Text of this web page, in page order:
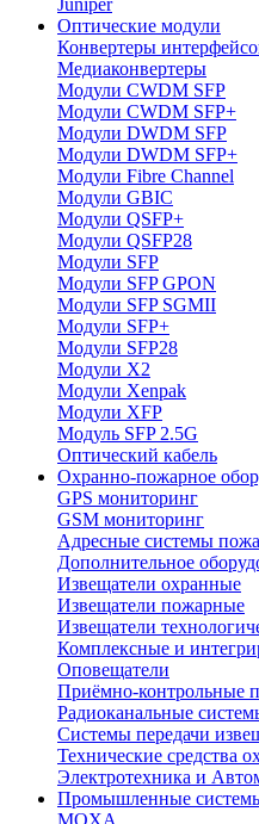
Juniper
Оптические модули
Конвертеры
Медиаконвертеры
Модули CWDM SFP
Модули CWDM SFP+
Модули DWDM SFP
Модули DWDM SFP+
Модули Fibre Channel
Модули GBIC
Модули QSFP+
Модули QSFP28
Модули SFP
Модули SFP GPON
Модули SFP SGMII
Модули SFP+
Модули SFP28
Модули X2
Модули Xenpak
Модули XFP
Модуль SFP 2.5G
Оптический кабель
Охранно-пожарное
GPS мониторинг
GSM мониторинг
Адресные системы
Дополнительное
Извещатели охранные
Извещатели пожарные
Извещатели
Комплексные и
Оповещатели
Приёмно-контрольные
Радиоканальные
Системы передачи
Технические средства
Электротехника и
Промышленные
MOXA